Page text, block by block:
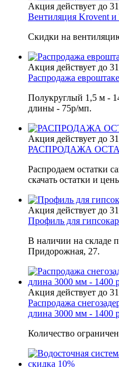
Акция действует до
Вентиляция Krovent
Скидки на
Акция действует до
Распродажа
Полукруглый 1,5 м -
длины - 75р/мп.
Акция действует до
РАСПРОДАЖА
Распродаем остатки
скачать остатки и
Акция действует до
Профиль для
В наличии на складе
Придорожная, 27.
Акция действует до
Распродажа
длина 3000 мм - 1400
Количество